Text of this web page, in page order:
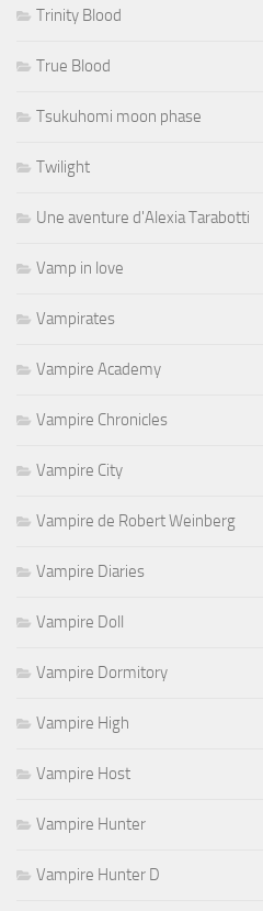
Trinity Blood
True Blood
Tsukuhomi moon phase
Twilight
Une aventure d'Alexia Tarabotti
Vamp in love
Vampirates
Vampire Academy
Vampire Chronicles
Vampire City
Vampire de Robert Weinberg
Vampire Diaries
Vampire Doll
Vampire Dormitory
Vampire High
Vampire Host
Vampire Hunter
Vampire Hunter D